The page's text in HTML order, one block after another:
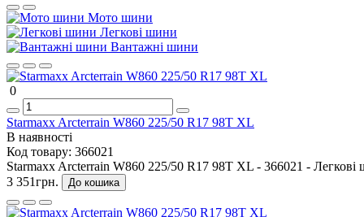
Мото шини
Легкові шини
Вантажні шини
0
Starmaxx Arcterrain W860 225/50 R17 98T XL
В наявності
Код товару: 366021
Starmaxx Arcterrain W860 225/50 R17 98T XL - 366021 - Легкові
3 351грн.
До кошика